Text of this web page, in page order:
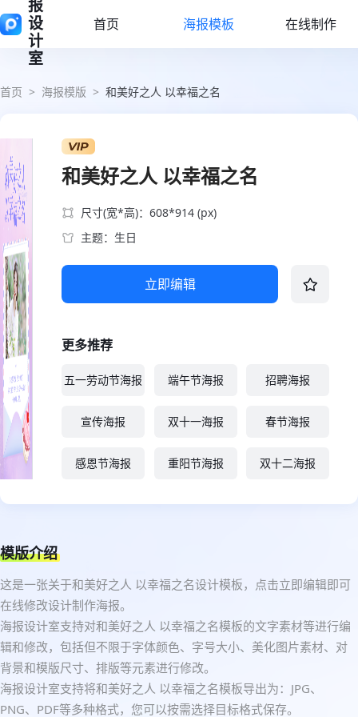
报
设
计
室
首页 海报模板 在线制作
首页 > 海报模版 > 和美好之人 以幸福之名
和美好之人 以幸福之名
尺寸(宽*高)：608*914 (px)
主题：生日
立即编辑
更多推荐
五一劳动节海报 端午节海报 招聘海报
宣传海报 双十一海报 春节海报
感恩节海报 重阳节海报 双十二海报
模版介绍
这是一张关于和美好之人 以幸福之名设计模板，点击立即编辑即可
在线修改设计制作海报。
海报设计室支持对和美好之人 以幸福之名模板的文字素材等进行编
辑和修改，包括但不限于字体颜色、字号大小、美化图片素材、对
背景和模版尺寸、排版等元素进行修改。
海报设计室支持将和美好之人 以幸福之名模板导出为：JPG、
PNG、PDF等多种格式，您可以按需选择目标格式保存。